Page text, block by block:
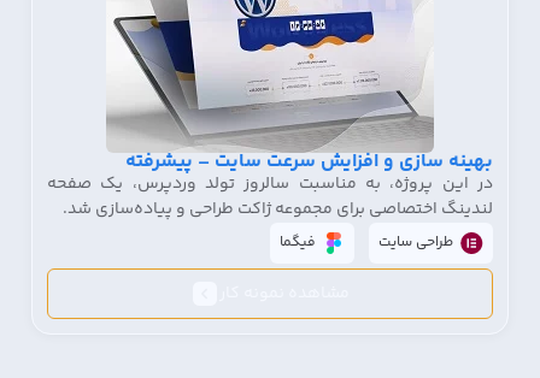
بهینه سازی و افزایش سرعت سایت – پیشرفته
در این پروژه، به مناسبت سالروز تولد وردپرس، یک صفحه
لندینگ اختصاصی برای مجموعه ژاکت طراحی و پیاده‌سازی شد.
طراحی سایت فیگما